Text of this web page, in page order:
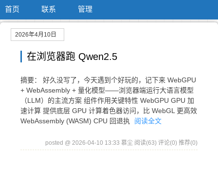
首页 联系 管理
2026年4月10日
在浏览器跑 Qwen2.5
摘要： 好久没写了，今天遇到个好玩的，记下来 WebGPU
+ WebAssembly + 量化模型——浏览器端运行大语言模型
（LLM）的主流方案 组件作用关键特性 WebGPU GPU 加
速计算 提供底层 GPU 计算着色器访问，比 WebGL 更高效
WebAssembly (WASM) CPU 回退执
阅读全文
posted @ 2026-04-10 13:33 慕尘 阅读(63) 评论(0) 推荐(0)